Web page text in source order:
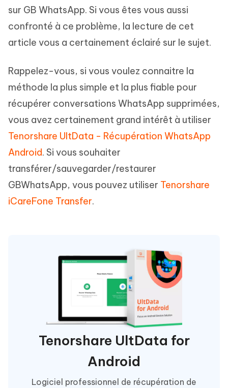
sur GB WhatsApp. Si vous êtes vous aussi
confronté à ce problème, la lecture de cet
article vous a certainement éclairé sur le sujet.
Rappelez-vous, si vous voulez connaitre la
méthode la plus simple et la plus fiable pour
récupérer conversations WhatsApp supprimées,
vous avez certainement grand intérêt à utiliser
Tenorshare UltData - Récupération WhatsApp
Android. Si vous souhaiter
transférer/sauvegarder/restaurer
GBWhatsApp, vous pouvez utiliser Tenorshare
iCareFone Transfer.
Tenorshare UltData for
Android
Logiciel professionnel de récupération de